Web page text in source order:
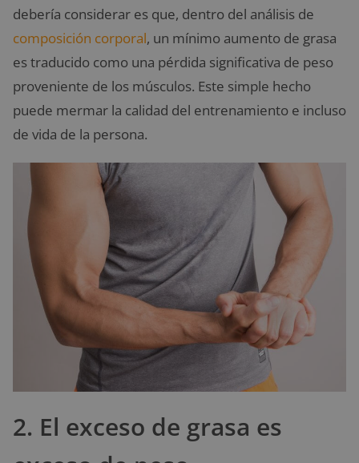
debería considerar es que, dentro del análisis de
composición corporal, un mínimo aumento de grasa
es traducido como una pérdida significativa de peso
proveniente de los músculos. Este simple hecho
puede mermar la calidad del entrenamiento e incluso
de vida de la persona.
2. El exceso de grasa es